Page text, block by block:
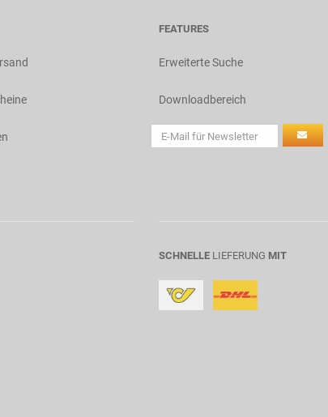
FEATURES
Erweiterte Suche
Downloadbereich
SCHNELLE LIEFERUNG MIT